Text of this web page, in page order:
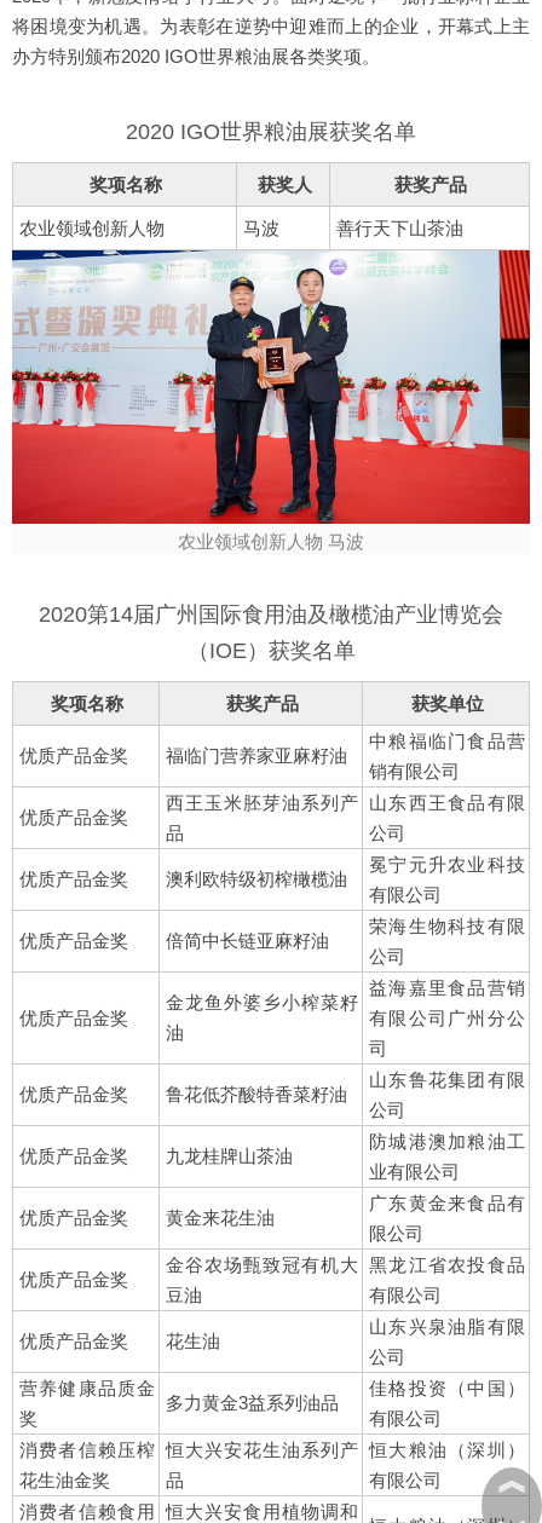
将困境变为机遇。为表彰在逆势中迎难而上的企业，开幕式上主
办方特别颁布2020 IGO世界粮油展各类奖项。
2020 IGO世界粮油展获奖名单
奖项名称 获奖人 获奖产品
农业领域创新人物 马波 善行天下山茶油
农业领域创新人物 马波
2020第14届广州国际食用油及橄榄油产业博览会
（IOE）获奖名单
奖项名称 获奖产品 获奖单位
优质产品金奖 福临门营养家亚麻籽油
中粮福临门食品营
销有限公司
优质产品金奖
西王玉米胚芽油系列产
品
山东西王食品有限
公司
优质产品金奖 澳利欧特级初榨橄榄油
冕宁元升农业科技
有限公司
优质产品金奖 倍简中长链亚麻籽油
荣海生物科技有限
公司
优质产品金奖
金龙鱼外婆乡小榨菜籽
油
益海嘉里食品营销
有限公司广州分公
司
优质产品金奖 鲁花低芥酸特香菜籽油
山东鲁花集团有限
公司
优质产品金奖 九龙桂牌山茶油
防城港澳加粮油工
业有限公司
优质产品金奖 黄金来花生油
广东黄金来食品有
限公司
优质产品金奖
金谷农场甄致冠有机大
豆油
黑龙江省农投食品
有限公司
优质产品金奖 花生油
山东兴泉油脂有限
公司
营养健康品质金
奖
多力黄金3益系列油品
佳格投资（中国）
有限公司
消费者信赖压榨
花生油金奖
恒大兴安花生油系列产
品
恒大粮油（深圳）
有限公司
消费者信赖食用 恒大兴安食用植物调和
︽